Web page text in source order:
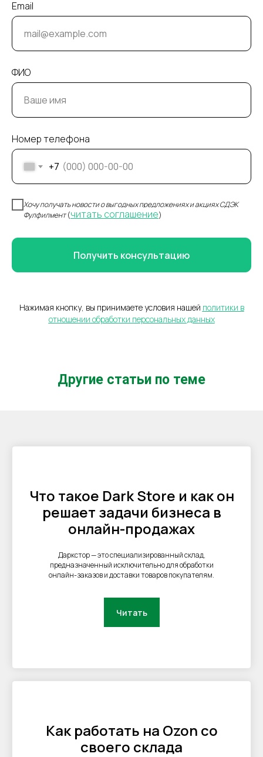
Email
ФИО
Номер телефона
+7
Хочу получать новости о выгодных предложениях и акциях СДЭК
Фулфилмент(читать соглашение)
Получить консультацию
Нажимая кнопку, вы принимаете условия нашей политики в
отношении обработки персональных данных
Другие статьи по теме
Что такое Dark Store и как он
решает задачи бизнеса в
онлайн-продажах
Даркстор — это специализированный склад,
предназначенный исключительно для обработки
онлайн-заказов и доставки товаров покупателям.
Читать
Как работать на Ozon со
своего склада